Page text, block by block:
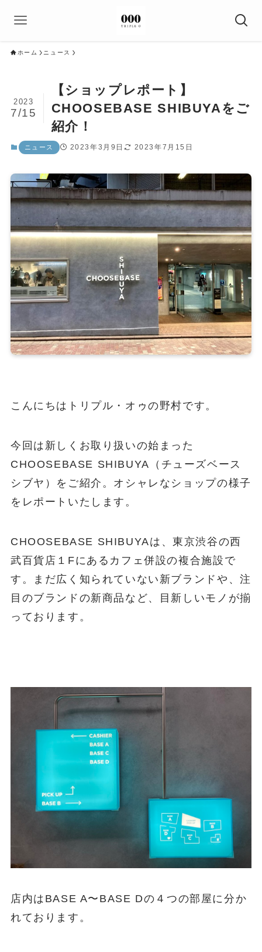
ホーム ニュース
【ショップレポート】
CHOOSEBASE SHIBUYAをご
紹介！
2023
7/15
ニュース 2023年3月9日 2023年7月15日
こんにちはトリプル・オゥの野村です。
今回は新しくお取り扱いの始まった
CHOOSEBASE SHIBUYA（チューズベース
シブヤ）をご紹介。オシャレなショップの様子
をレポートいたします。
CHOOSEBASE SHIBUYAは、東京渋谷の西
武百貨店１Fにあるカフェ併設の複合施設で
す。まだ広く知られていない新ブランドや、注
目のブランドの新商品など、目新しいモノが揃
っております。
店内はBASE A〜BASE Dの４つの部屋に分か
れております。